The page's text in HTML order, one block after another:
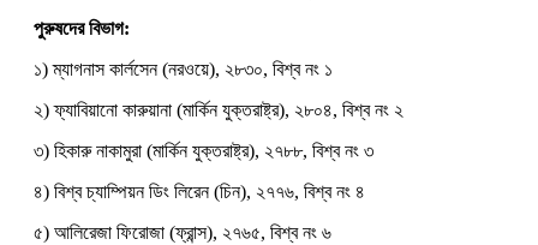
পুরুষদের বিভাগ:
১) ম্যাগনাস কার্লসেন (নরওয়ে), ২৮৩০, বিশ্ব নং ১
২) ফ্যাবিয়ানো কারুয়ানা (মার্কিন যুক্তরাষ্ট্র), ২৮০৪, বিশ্ব নং ২
৩) হিকারু নাকামুরা (মার্কিন যুক্তরাষ্ট্র), ২৭৮৮, বিশ্ব নং ৩
৪) বিশ্ব চ্যাম্পিয়ন ডিং লিরেন (চিন), ২৭৭৬, বিশ্ব নং ৪
৫) আলিরেজা ফিরোজা (ফ্রান্স), ২৭৬৫, বিশ্ব নং ৬